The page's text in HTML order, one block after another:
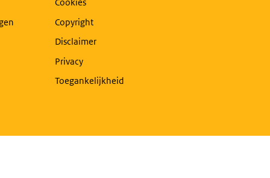
Cookies
Copyright
Disclaimer
Privacy
Toegankelijkheid